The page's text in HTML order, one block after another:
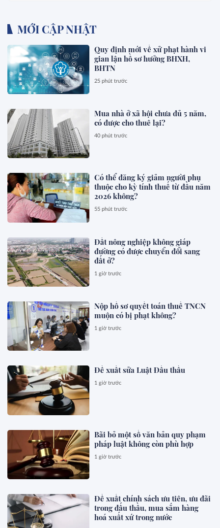
MỚI CẬP NHẬT
Quy định mới về xử phạt hành vi
gian lận hồ sơ hưởng BHXH,
BHTN
25 phút trước
Mua nhà ở xã hội chưa đủ 5 năm,
có được cho thuê lại?
40 phút trước
Có thể đăng ký giảm người phụ
thuộc cho kỳ tính thuế từ đầu năm
2026 không?
55 phút trước
Đất nông nghiệp không giáp
đường có được chuyển đổi sang
đất ở?
1 giờ trước
Nộp hồ sơ quyết toán thuế TNCN
muộn có bị phạt không?
1 giờ trước
Đề xuất sửa Luật Đấu thầu
1 giờ trước
Bãi bỏ một số văn bản quy phạm
pháp luật không còn phù hợp
1 giờ trước
Đề xuất chính sách ưu tiên, ưu đãi
trong đấu thầu, mua sắm hàng
hoá xuất xứ trong nước